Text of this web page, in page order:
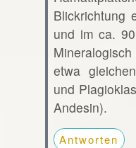
Blickrichtung
und im ca.
etwa
und
Andesin).
Antworten